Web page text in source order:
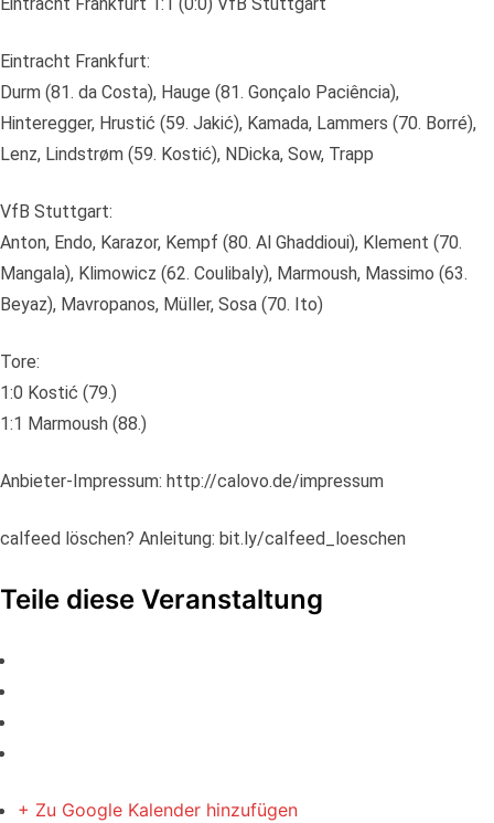
Eintracht Frankfurt:
Durm (81. da Costa), Hauge (81. Gonçalo Paciência),
Hinteregger, Hrustić (59. Jakić), Kamada, Lammers (70. Borré),
Lenz, Lindstrøm (59. Kostić), NDicka, Sow, Trapp
VfB Stuttgart:
Anton, Endo, Karazor, Kempf (80. Al Ghaddioui), Klement (70.
Mangala), Klimowicz (62. Coulibaly), Marmoush, Massimo (63.
Beyaz), Mavropanos, Müller, Sosa (70. Ito)
Tore:
1:0 Kostić (79.)
1:1 Marmoush (88.)
Anbieter-Impressum: http://calovo.de/impressum
calfeed löschen? Anleitung: bit.ly/calfeed_loeschen
Teile diese Veranstaltung
+ Zu Google Kalender hinzufügen